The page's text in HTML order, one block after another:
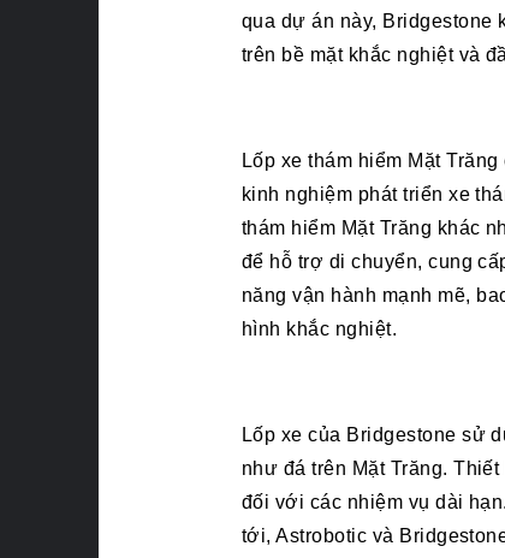
qua dự án này, Bridgestone
trên bề mặt khắc nghiệt và
Lốp xe thám hiểm Mặt
kinh nghiệm phát triển xe
thám hiểm Mặt Trăng khác
để hỗ trợ di chuyển, cung
năng vận hành mạnh mẽ,
hình khắc nghiệt.
Lốp xe của Bridgestone sử
như đá trên Mặt Trăng.
đối với các nhiệm vụ dài
tới, Astrobotic và